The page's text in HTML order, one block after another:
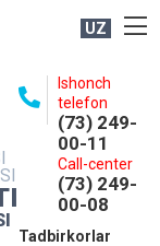
UZ
Ishonch
telefon
(73) 249-
00-11
Call-center
(73) 249-
00-08
Tadbirkorlar